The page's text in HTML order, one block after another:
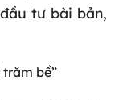
tư bài bản,
bề”